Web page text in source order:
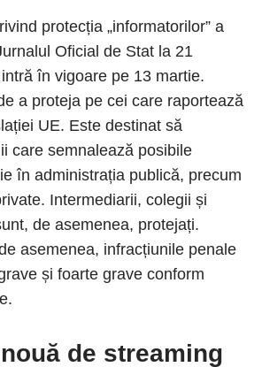
protecția „informatorilor” a
Oficial de Stat la 21
în vigoare pe 13 martie.
a proteja pe cei care raportează
UE. Este destinat să
care semnalează posibile
în administrația publică, precum
Intermediarii, colegii și
de asemenea, protejați.
asemenea, infracțiunile penale
și foarte grave conform
de streaming